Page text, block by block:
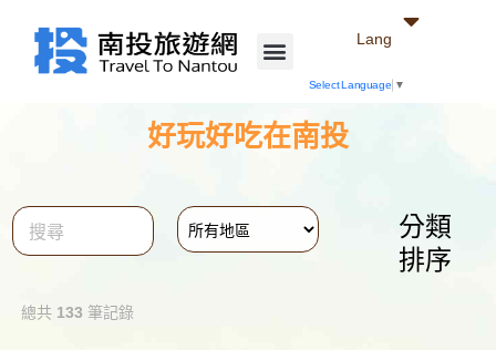
Lang
Select Language ▼
好玩好吃在南投
分類
排序
總共 133 筆記錄